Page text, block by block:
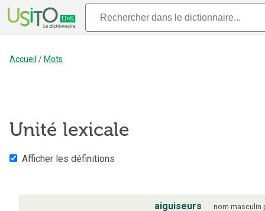
Accueil / Mots
Unité lexicale
Afficher les définitions
aiguiseurs nom masculin